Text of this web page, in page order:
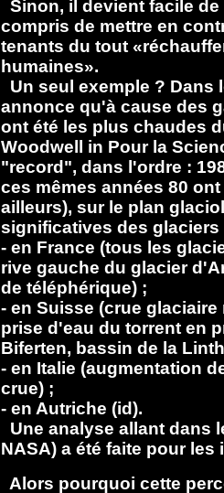
Sinon, il devient facile
compris de mettre en
tenants du tout
humaines».
Un seul exemple ? Dans
annonce qu'à cause des
ont été les plus chaudes
Woodwell in Pour la
"record", dans l'ordre :
ces mêmes années 80
ailleurs), sur le plan
significatives des glaciers
- en France (tous les
rive gauche du glacier
de téléphérique) ;
- en Suisse (crue
prise d'eau du torrent en
Biferten, bassin de la
- en Italie (augmentation
crue) ;
- en Autriche (id).
Une analyse allant dans
NASA) a été faite pour
Alors pourquoi cette